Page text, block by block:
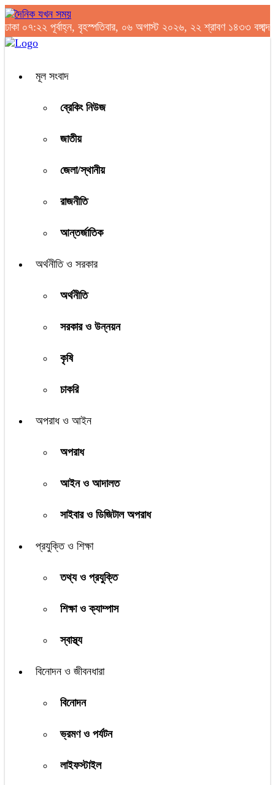
ঢাকা ০৭:২২ পূর্বাহ্ন, বৃহস্পতিবার, ০৬ অগাস্ট ২০২৬, ২২ শ্রাবণ ১৪৩৩ বঙ্গাব্দ
মূল সংবাদ
ব্রেকিং নিউজ
জাতীয়
জেলা/স্থানীয়
রাজনীতি
আন্তর্জাতিক
অর্থনীতি ও সরকার
অর্থনীতি
সরকার ও উন্নয়ন
কৃষি
চাকরি
অপরাধ ও আইন
অপরাধ
আইন ও আদালত
সাইবার ও ডিজিটাল অপরাধ
প্রযুক্তি ও শিক্ষা
তথ্য ও প্রযুক্তি
শিক্ষা ও ক্যাম্পাস
স্বাস্থ্য
বিনোদন ও জীবনধারা
বিনোদন
ভ্রমণ ও পর্যটন
লাইফস্টাইল